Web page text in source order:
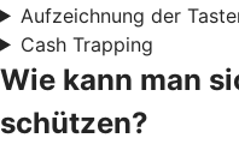
Aufzeichnung der
Cash Trapping
Wie kann man
schützen?